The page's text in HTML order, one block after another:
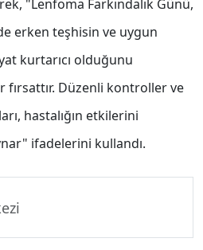
"Lenfoma Farkındalık Günü,
erken teşhisin ve uygun
kurtarıcı olduğunu
fırsattır. Düzenli kontroller ve
hastalığın etkilerini
ifadelerini kullandı.